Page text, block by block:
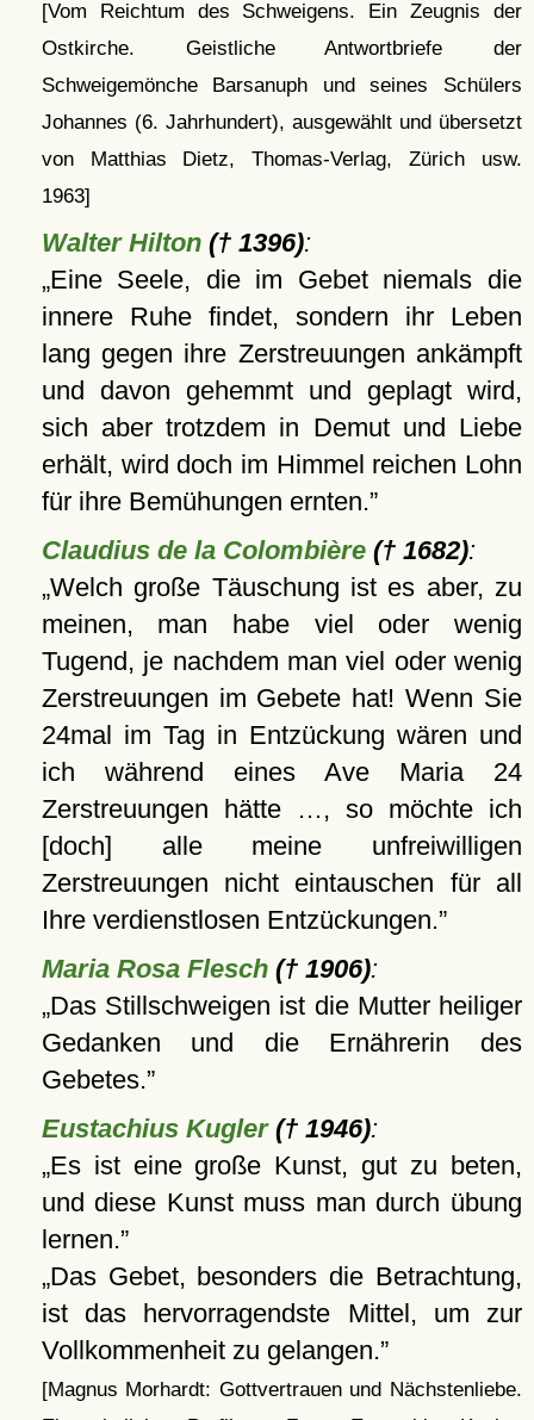
[Vom Reichtum des Schweigens. Ein Zeugnis der
Ostkirche. Geistliche Antwortbriefe der
Schweigemönche Barsanuph und seines Schülers
Johannes (6. Jahrhundert), ausgewählt und übersetzt
von Matthias Dietz, Thomas-Verlag, Zürich usw.
1963]
Walter Hilton(† 1396):
Eine Seele, die im Gebet niemals die
innere Ruhe findet, sondern ihr Leben
lang gegen ihre Zerstreuungen ankämpft
und davon gehemmt und geplagt wird,
sich aber trotzdem in Demut und Liebe
erhält, wird doch im Himmel reichen Lohn
für ihre Bemühungen ernten.
Claudius de la Colombière(† 1682):
Welch große Täuschung ist es aber, zu
meinen, man habe viel oder wenig
Tugend, je nachdem man viel oder wenig
Zerstreuungen im Gebete hat! Wenn Sie
24mal im Tag in Entzückung wären und
ich während eines Ave Maria 24
Zerstreuungen hätte …, so möchte ich
[doch] alle meine unfreiwilligen
Zerstreuungen nicht eintauschen für all
Ihre verdienstlosen Entzückungen.
Maria Rosa Flesch(† 1906):
Das Stillschweigen ist die Mutter heiliger
Gedanken und die Ernährerin des
Gebetes.
Eustachius Kugler(† 1946):
Es ist eine große Kunst, gut zu beten,
und diese Kunst muss man durch übung
lernen.
Das Gebet, besonders die Betrachtung,
ist das hervorragendste Mittel, um zur
Vollkommenheit zu gelangen.
[Magnus Morhardt: Gottvertrauen und Nächstenliebe.